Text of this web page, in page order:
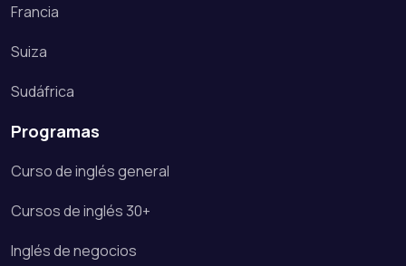
Francia
Suiza
Sudáfrica
Programas
Curso de inglés general
Cursos de inglés 30+
Inglés de negocios